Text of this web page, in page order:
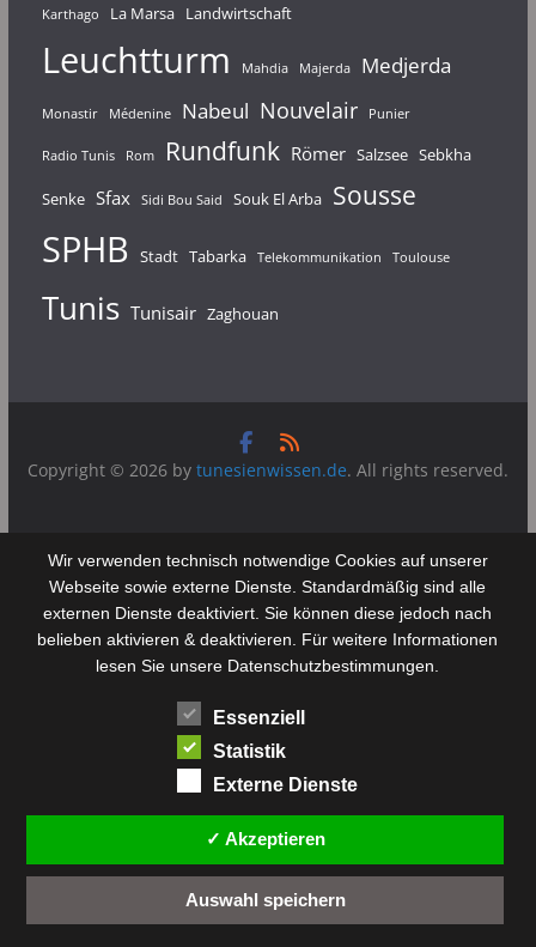
Karthago La Marsa Landwirtschaft
Leuchtturm Mahdia Majerda Medjerda
Monastir Médenine Nabeul Nouvelair Punier
Radio Tunis Rom Rundfunk Römer Salzsee Sebkha
Senke Sfax Sidi Bou Said Souk El Arba Sousse
SPHB Stadt Tabarka Telekommunikation Toulouse
Tunis Tunisair Zaghouan
Copyright © 2026 by tunesienwissen.de. All rights reserved.
Wir verwenden technisch notwendige Cookies auf unserer
Webseite sowie externe Dienste. Standardmäßig sind alle
externen Dienste deaktiviert. Sie können diese jedoch nach
belieben aktivieren & deaktivieren. Für weitere Informationen
lesen Sie unsere Datenschutzbestimmungen.
Essenziell
Statistik
Externe Dienste
✓ Akzeptieren
Auswahl speichern